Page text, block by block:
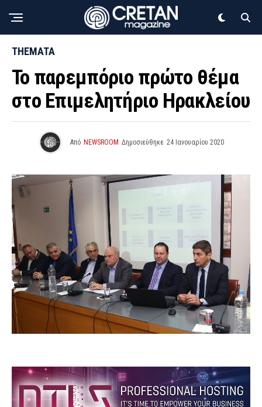
THEMATA
Το παρεμπόριο πρώτο θέμα
στο Επιμελητήριο Ηρακλείου
Από NEWSROOM Δημοσιεύθηκε 24 Ιανουαρίου 2020